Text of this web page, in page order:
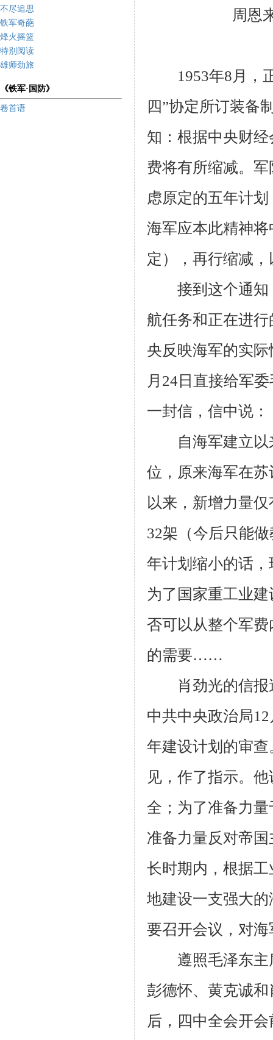
不尽追思
铁军奇葩
烽火摇篮
特别阅读
雄师劲旅
《铁军·国防》
卷首语
周恩
1953年8月，
四”协定所订装备
知：根据中央财
费将有所缩减。
虑原定的五年计
海军应本此精神
定），再行缩减
接到这个通知
航任务和正在进
央反映海军的实
月 24 日直接给军
一封信，信中
自海军建立以
位，原来海军在
以来，新增力量仅
32架（今后只能
年计划缩小的话
为了国家重工业
否可以从整个军
的需要……
肖劲光的信报
中共中央政治局12
年建设计划的审
见，作了指示。
全；为了准备力
准备力量反对帝
长时期内，根据
地建设一支强大
要召开会议，对
遵照毛泽东主
彭德怀、黄克诚
后，四中全会开